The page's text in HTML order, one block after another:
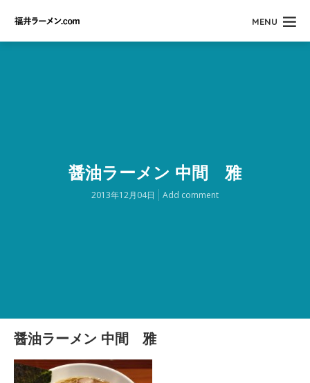
MENU
醤油ラーメン 中間 雅
2013年12月04日 Add comment
醤油ラーメン 中間 雅